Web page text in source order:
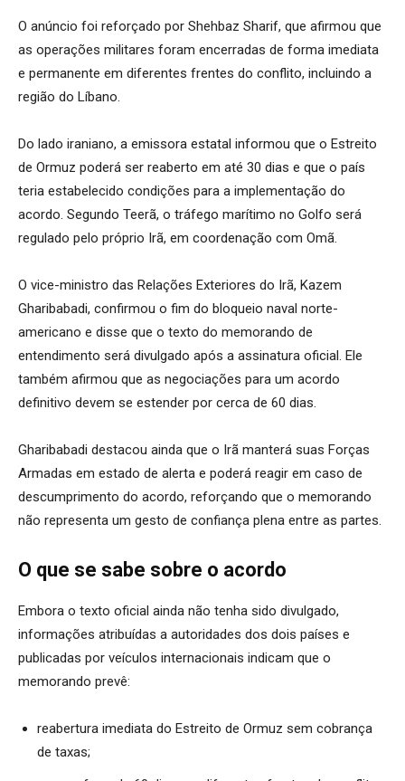
O anúncio foi reforçado por Shehbaz Sharif, que afirmou que
as operações militares foram encerradas de forma imediata
e permanente em diferentes frentes do conflito, incluindo a
região do Líbano.
Do lado iraniano, a emissora estatal informou que o Estreito
de Ormuz poderá ser reaberto em até 30 dias e que o país
teria estabelecido condições para a implementação do
acordo. Segundo Teerã, o tráfego marítimo no Golfo será
regulado pelo próprio Irã, em coordenação com Omã.
O vice-ministro das Relações Exteriores do Irã, Kazem
Gharibabadi, confirmou o fim do bloqueio naval norte-
americano e disse que o texto do memorando de
entendimento será divulgado após a assinatura oficial. Ele
também afirmou que as negociações para um acordo
definitivo devem se estender por cerca de 60 dias.
Gharibabadi destacou ainda que o Irã manterá suas Forças
Armadas em estado de alerta e poderá reagir em caso de
descumprimento do acordo, reforçando que o memorando
não representa um gesto de confiança plena entre as partes.
O que se sabe sobre o acordo
Embora o texto oficial ainda não tenha sido divulgado,
informações atribuídas a autoridades dos dois países e
publicadas por veículos internacionais indicam que o
memorando prevê:
reabertura imediata do Estreito de Ormuz sem cobrança
de taxas;